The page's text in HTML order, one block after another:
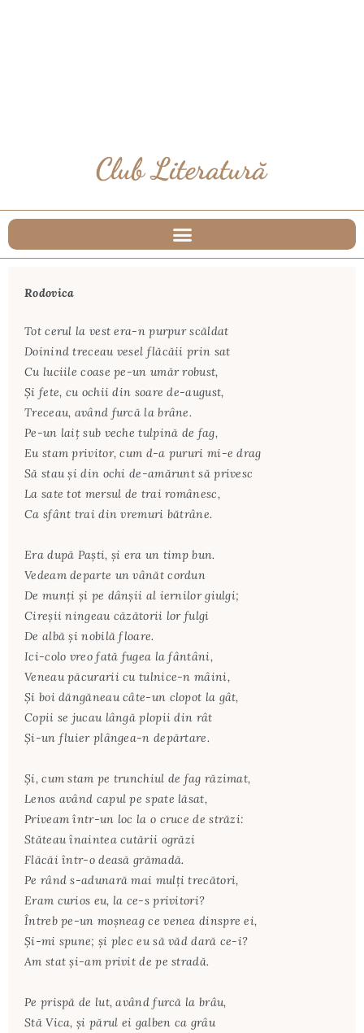
Rodovica
Tot cerul la vest era-n purpur scăldat
Doinind treceau vesel flăcăii prin sat
Cu luciile coase pe-un umăr robust,
Şi fete, cu ochii din soare de-august,
Treceau, având furcă la brâne.
Pe-un laiţ sub veche tulpină de fag,
Eu stam privitor, cum d-a pururi mi-e drag
Să stau şi din ochi de-amărunt să privesc
La sate tot mersul de trai românesc,
Ca sfânt trai din vremuri bătrâne.
Era după Paşti, şi era un timp bun.
Vedeam departe un vânăt cordun
De munţi şi pe dânşii al iernilor giulgi;
Cireşii ningeau căzătorii lor fulgi
De albă şi nobilă floare.
Ici-colo vreo fată fugea la fântâni,
Veneau păcurarii cu tulnice-n mâini,
Şi boi dăngăneau câte-un clopot la gât,
Copii se jucau lângă plopii din rât
Şi-un fluier plângea-n depărtare.
Şi, cum stam pe trunchiul de fag răzimat,
Lenos având capul pe spate lăsat,
Priveam într-un loc la o cruce de străzi:
Stăteau înaintea cutării ogrăzi
Flăcăi într-o deasă grămadă.
Pe rând s-adunară mai mulţi trecători,
Eram curios eu, la ce-s privitori?
Întreb pe-un moşneag ce venea dinspre ei,
Şi-mi spune; şi plec eu să văd dară ce-i?
Am stat şi-am privit de pe stradă.
Pe prispă de lut, având furcă la brâu,
Stă Vica, şi părul ei galben ca grâu